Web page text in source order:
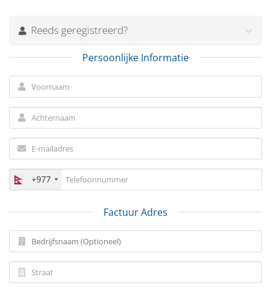
Reeds geregistreerd?
Persoonlijke Informatie
+977
Factuur Adres